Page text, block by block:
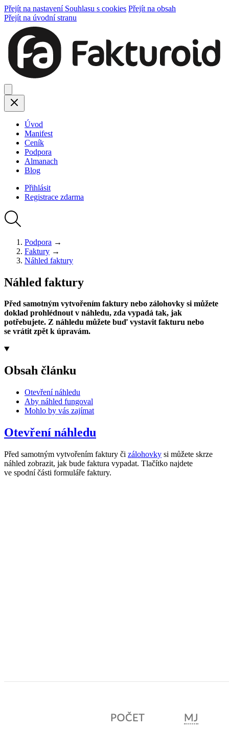
Přejít na nastavení Souhlasu s cookies Přejít na obsah
Přejít na úvodní stranu
Úvod
Manifest
Ceník
Podpora
Almanach
Blog
Přihlásit
Registrace zdarma
Podpora →
Faktury →
Náhled faktury
Náhled faktury
Před samotným vytvořením faktury nebo zálohovky si můžete
doklad prohlédnout v náhledu, zda vypadá tak, jak
potřebujete. Z náhledu můžete buď vystavit fakturu nebo
se vrátit zpět k úpravám.
Obsah článku
Otevření náhledu
Aby náhled fungoval
Mohlo by vás zajímat
Otevření náhledu
Před samotným vytvořením faktury či zálohovky si můžete skrze
náhled zobrazit, jak bude faktura vypadat. Tlačítko najdete
ve spodní části formuláře faktury.